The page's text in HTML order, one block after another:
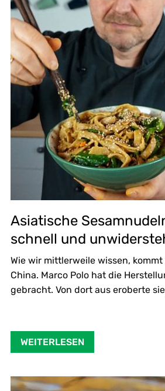
Asiatische
schnell und
Wie wir mittlerweile wissen,
China. Marco Polo hat die
gebracht. Von dort aus eroberte
WEITERLESEN